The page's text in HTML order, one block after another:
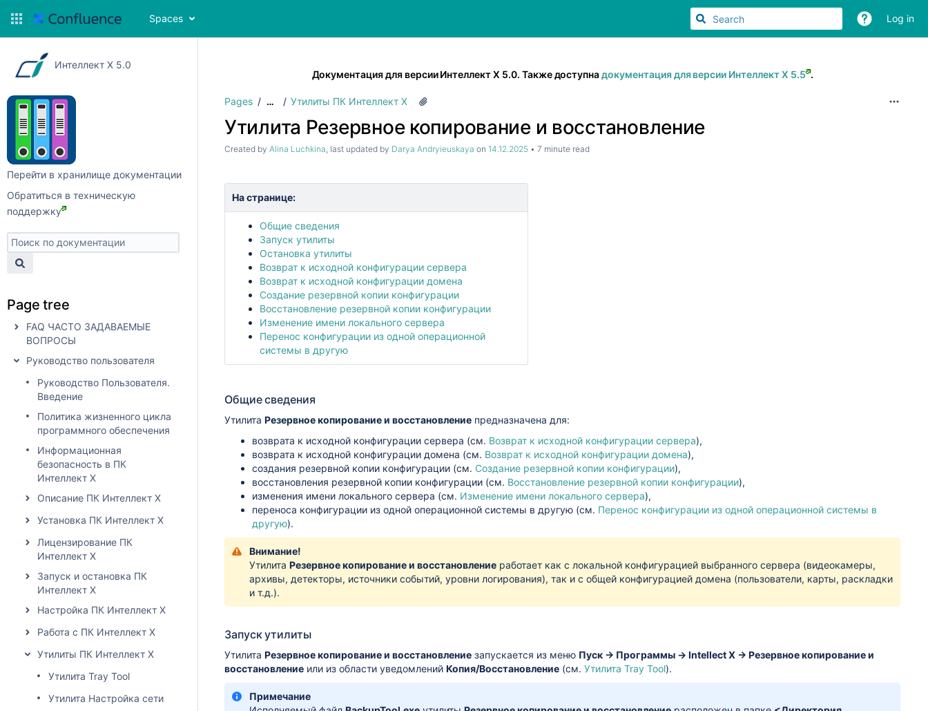
Spaces Log in
Интеллект X 5.0
Перейти в хранилище документации
Обратиться в техническую
поддержку
Page tree
FAQ ЧАСТО ЗАДАВАЕМЫЕ
ВОПРОСЫ
Руководство пользователя
Руководство Пользователя.
Введение
Политика жизненного цикла
программного обеспечения
Информационная
безопасность в ПК
Интеллект X
Описание ПК Интеллект X
Установка ПК Интеллект X
Лицензирование ПК
Интеллект X
Запуск и остановка ПК
Интеллект X
Настройка ПК Интеллект X
Работа с ПК Интеллект X
Утилиты ПК Интеллект X
Утилита Tray Tool
Утилита Настройка сети
Документация для версии Интеллект Х 5.0. Также доступнадокументация для версии Интеллект Х 5.5 .
Pages … Утилиты ПК Интеллект X
Утилита Резервное копирование и восстановление
Created by Alina Luchkina , last updated by Darya Andryieuskaya on 14.12.2025 7 minute read
На странице:
Общие сведения
Запуск утилиты
Остановка утилиты
Возврат к исходной конфигурации сервера
Возврат к исходной конфигурации домена
Создание резервной копии конфигурации
Восстановление резервной копии конфигурации
Изменение имени локального сервера
Перенос конфигурации из одной операционной
системы в другую
Общие сведения
Утилита Резервное копирование и восстановление предназначена для:
возврата к исходной конфигурации сервера (см. Возврат к исходной конфигурации сервера),
возврата к исходной конфигурации домена (см. Возврат к исходной конфигурации домена),
создания резервной копии конфигурации (см. Создание резервной копии конфигурации),
восстановления резервной копии конфигурации (см. Восстановление резервной копии конфигурации),
изменения имени локального сервера (см. Изменение имени локального сервера),
переноса конфигурации из одной операционной системы в другую (см. Перенос конфигурации из одной операционной системы в
другую).
Внимание!
Утилита Резервное копирование и восстановление работает как с локальной конфигурацией выбранного сервера (видеокамеры,
архивы, детекторы, источники событий, уровни логирования), так и с общей конфигурацией домена (пользователи, карты, раскладки
и т.д.).
Запуск утилиты
Утилита Резервное копирование и восстановление запускается из меню Пуск → Программы → Intellect X → Резервное копирование и
восстановление или из области уведомлений Копия/Восстановление (см. Утилита Tray Tool).
Примечание